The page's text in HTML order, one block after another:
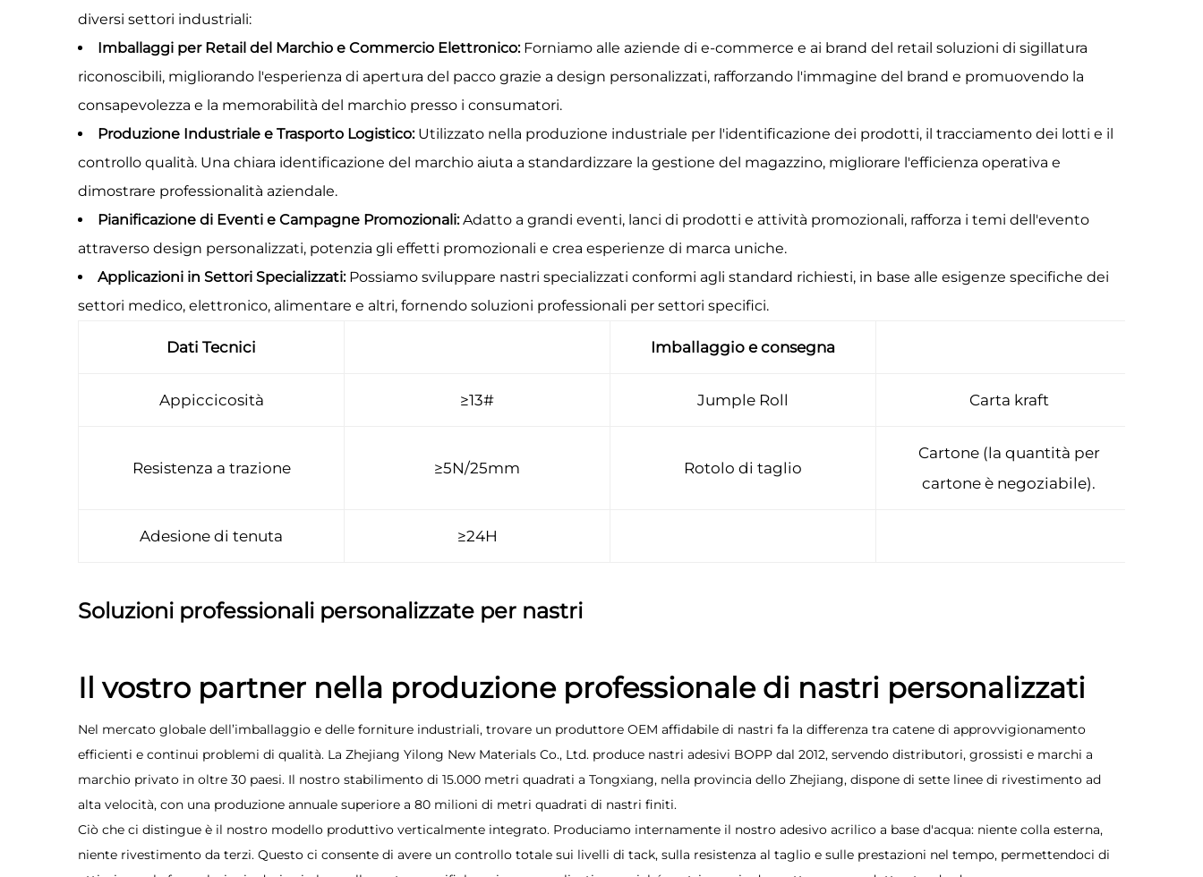
diversi settori industriali:
Imballaggi per Retail del Marchio e Commercio Elettronico: Forniamo alle aziende di e-commerce e ai brand del retail soluzioni di sigillatura
riconoscibili, migliorando l'esperienza di apertura del pacco grazie a design personalizzati, rafforzando l'immagine del brand e promuovendo la
consapevolezza e la memorabilità del marchio presso i consumatori.
Produzione Industriale e Trasporto Logistico: Utilizzato nella produzione industriale per l'identificazione dei prodotti, il tracciamento dei lotti e il
controllo qualità. Una chiara identificazione del marchio aiuta a standardizzare la gestione del magazzino, migliorare l'efficienza operativa e
dimostrare professionalità aziendale.
Pianificazione di Eventi e Campagne Promozionali:Adatto a grandi eventi, lanci di prodotti e attività promozionali, rafforza i temi dell'evento
attraverso design personalizzati, potenzia gli effetti promozionali e crea esperienze di marca uniche.
Applicazioni in Settori Specializzati: Possiamo sviluppare nastri specializzati conformi agli standard richiesti, in base alle esigenze specifiche dei
settori medico, elettronico, alimentare e altri, fornendo soluzioni professionali per settori specifici.
Dati Tecnici Imballaggio e consegna
Appiccicosità ≥13# Jumple Roll Carta kraft
Resistenza a trazione ≥5N/25mm Rotolo di taglio
Cartone (la quantità per
cartone è negoziabile).
Adesione di tenuta ≥24H
Soluzioni professionali personalizzate per nastri
Il vostro partner nella produzione professionale di nastri personalizzati
Nel mercato globale dell’imballaggio e delle forniture industriali, trovare un produttore OEM affidabile di nastri fa la differenza tra catene di approvvigionamento
efficienti e continui problemi di qualità. La Zhejiang Yilong New Materials Co., Ltd. produce nastri adesivi BOPP dal 2012, servendo distributori, grossisti e marchi a
marchio privato in oltre 30 paesi. Il nostro stabilimento di 15.000 metri quadrati a Tongxiang, nella provincia dello Zhejiang, dispone di sette linee di rivestimento ad
alta velocità, con una produzione annuale superiore a 80 milioni di metri quadrati di nastri finiti.
Ciò che ci distingue è il nostro modello produttivo verticalmente integrato. Produciamo internamente il nostro adesivo acrilico a base d'acqua: niente colla esterna,
niente rivestimento da terzi. Questo ci consente di avere un controllo totale sui livelli di tack, sulla resistenza al taglio e sulle prestazioni nel tempo, permettendoci di